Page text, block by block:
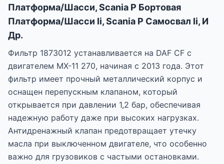
Платформа/Шасси, Scania P Бортовая
Платформа/Шасси Ii, Scania P Самосвал Ii, И
Др.
Фильтр 1873012 устанавливается на DAF CF с
двигателем MX-11 270, начиная с 2013 года. Этот
фильтр имеет прочный металлический корпус и
оснащен перепускным клапаном, который
открывается при давлении 1,2 бар, обеспечивая
надежную работу даже при высоких нагрузках.
Антидренажный клапан предотвращает утечку
масла при выключенном двигателе, что особенно
важно для грузовиков с частыми остановками.